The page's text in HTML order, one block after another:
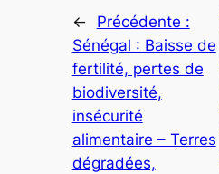
←
Précédente :
Sénégal : Baisse de
fertilité, pertes de
biodiversité,
insécurité
alimentaire – Terres
dégradées,